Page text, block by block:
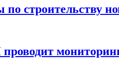
строительству
мониторинг